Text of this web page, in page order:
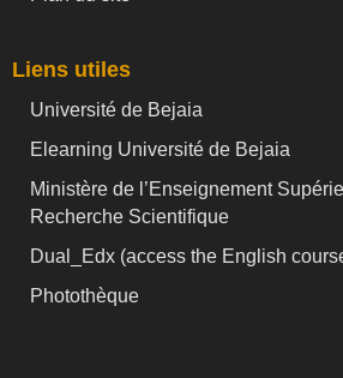
Liens utiles
Université de Bejaia
Elearning Université de Bejaia
Ministère de l’Enseignement
Recherche Scientifique
Dual_Edx (access the English
Photothèque